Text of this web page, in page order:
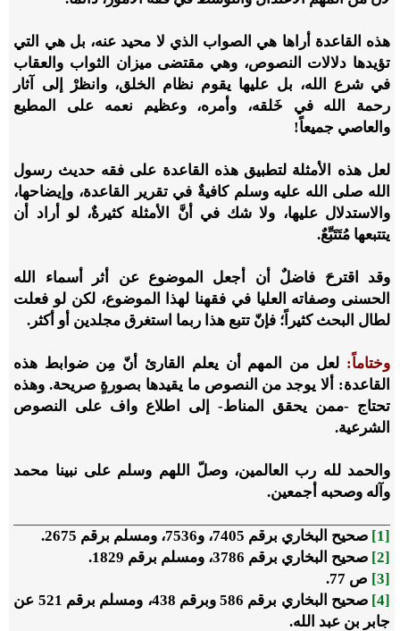
هذه القاعدة أراها هي الصواب الذي لا محيد عنه، بل هي التي
تؤيدها دلالات النصوص، وهي مقتضى ميزان الثواب والعقاب
في شرع الله، بل عليها يقوم نظام الخلق، وانظرْ إلى آثار
رحمة الله في خَلقه، وأمره، وعظيم نعمه على المطيع
والعاصي جميعاً!
لعل هذه الأمثلة لتطبيق هذه القاعدة على فقه حديث رسول
الله صلى الله عليه وسلم كافيةٌ في تقرير القاعدة، وإيضاحها،
والاستدلال عليها، ولا شك في أنَّ الأمثلة كثيرةٌ، لو أراد أن
يتتبعها مُتَتَبِّعٌ.
وقد اقترحَ فاضلٌ أن أجعل الموضوع عن أثر أسماء الله
الحسنى وصفاته العليا في فقهنا لهذا الموضوع، لكن لو فعلت
لطال البحث كثيراً؛ فإنّ تتبع هذا ربما استغرق مجلدين أو أكثر.
وختاماً: لعل من المهم أن يعلم القارئ أنّ مِن ضوابط هذه
القاعدة: ألا يوجد من النصوص ما يقيدها بصورةٍ صريحة. وهذه
تحتاج -ممن يحقق المناط- إلى اطلاع واف على النصوص
الشرعية.
والحمد لله رب العالمين، وصلّ اللهم وسلم على نبينا محمد
وآله وصحبه أجمعين.
[1]
صحيح البخاري برقم 7405، و7536، ومسلم برقم 2675.
[2]
صحيح البخاري برقم 3786، ومسلم برقم 1829.
[3]
ص 77.
[4]
صحيح البخاري برقم 586 وبرقم 438، ومسلم برقم 521 عن
جابر بن عبد الله.